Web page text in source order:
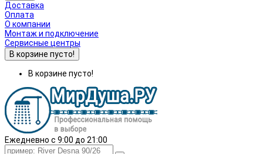
Доставка
Оплата
О компании
Монтаж и подключение
Сервисные центры
В корзине пусто!
В корзине пусто!
Ежедневно с 9:00 до 21:00